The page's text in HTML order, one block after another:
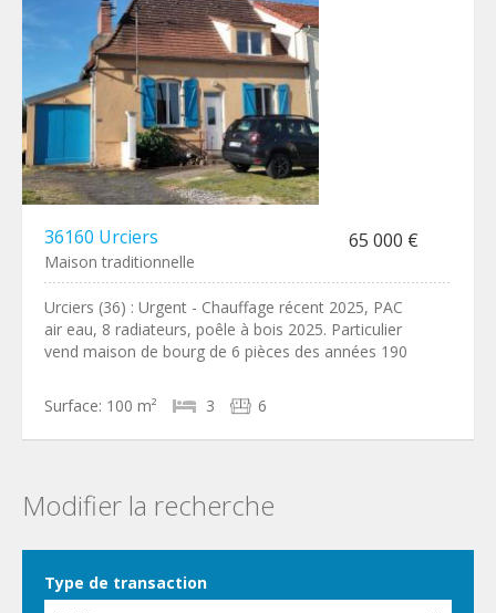
36160 Urciers 65 000 €
Maison traditionnelle
Urciers (36) : Urgent - Chauffage récent 2025, PAC
air eau, 8 radiateurs, poêle à bois 2025. Particulier
vend maison de bourg de 6 pièces des années 190
Surface: 100 m² 3 6
Modifier la recherche
Type de transaction